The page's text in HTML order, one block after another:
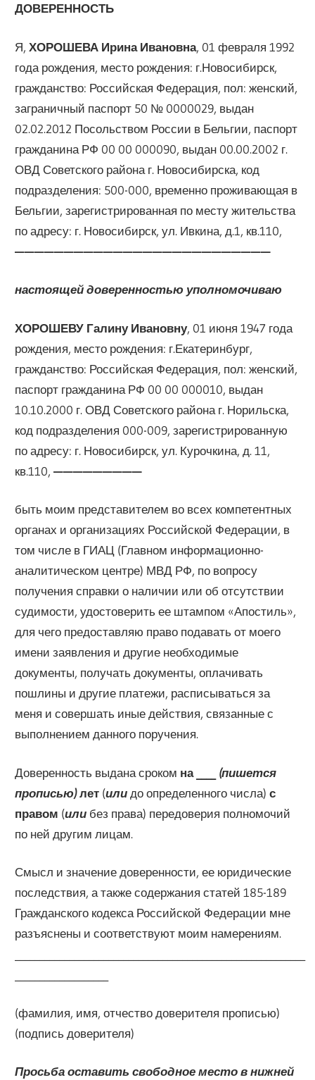
ДОВЕРЕННОСТЬ
Я,ХОРОШЕВА Ирина Ивановна, 01 февраля 1992
года рождения, место рождения: г.Новосибирск,
гражданство: Российская Федерация, пол: женский,
заграничный паспорт 50 № 0000029, выдан
02.02.2012 Посольством России в Бельгии, паспорт
гражданина РФ 00 00 000090, выдан 00.00.2002 г.
ОВД Советского района г. Новосибирска, код
подразделения: 500-000, временно проживающая в
Бельгии, зарегистрированная по месту жительства
по адресу: г. Новосибирск, ул. Ивкина, д.1, кв.110,
——————————————————————————
настоящей доверенностью уполномочиваю
ХОРОШЕВУ Галину Ивановну, 01 июня 1947 года
рождения, место рождения: г.Екатеринбург,
гражданство: Российская Федерация, пол: женский,
паспорт гражданина РФ 00 00 000010, выдан
10.10.2000 г. ОВД Советского района г. Норильска,
код подразделения 000-009, зарегистрированную
по адресу: г. Новосибирск, ул. Курочкина, д. 11,
кв.110,—————————
быть моим представителем во всех компетентных
органах и организациях Российской Федерации, в
том числе в ГИАЦ (Главном информационно-
аналитическом центре) МВД РФ, по вопросу
получения справки о наличии или об отсутствии
судимости, удостоверить ее штампом «Апостиль»,
для чего предоставляю право подавать от моего
имени заявления и другие необходимые
документы, получать документы, оплачивать
пошлины и другие платежи, расписываться за
меня и совершать иные действия, связанные с
выполнением данного поручения.
Доверенность выдана сроком на ____
(пишется
прописью)лет (или до определенного числа)с
правом (или без права) передоверия полномочий
по ней другим лицам.
Смысл и значение доверенности, ее юридические
последствия, а также содержания статей 185-189
Гражданского кодекса Российской Федерации мне
разъяснены и соответствуют моим намерениям.
(фамилия, имя, отчество доверителя прописью)
(подпись доверителя)
Просьба оставить свободное место в нижней